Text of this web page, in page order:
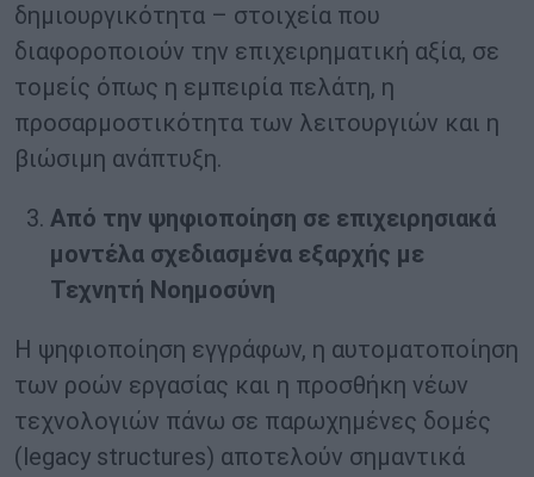
δημιουργικότητα – στοιχεία που
διαφοροποιούν την επιχειρηματική αξία, σε
τομείς όπως η εμπειρία πελάτη, η
προσαρμοστικότητα των λειτουργιών και η
βιώσιμη ανάπτυξη.
Από την ψηφιοποίηση σε επιχειρησιακά
μοντέλα σχεδιασμένα εξαρχής με
Τεχνητή Νοημοσύνη
Η ψηφιοποίηση εγγράφων, η αυτοματοποίηση
των ροών εργασίας και η προσθήκη νέων
τεχνολογιών πάνω σε παρωχημένες δομές
(legacy structures) αποτελούν σημαντικά